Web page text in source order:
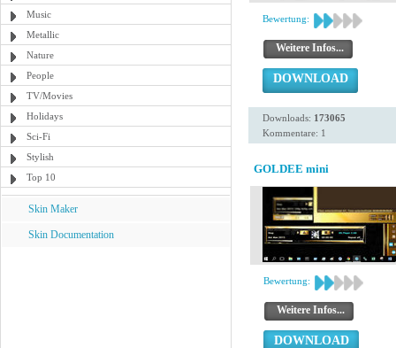
Music
Metallic
Nature
People
TV/Movies
Holidays
Sci-Fi
Stylish
Top 10
Skin Maker
Skin Documentation
Bewertung:
Weitere Infos...
DOWNLOAD
Downloads: 173065
Kommentare: 1
GOLDEE mini
Bewertung:
Weitere Infos...
DOWNLOAD